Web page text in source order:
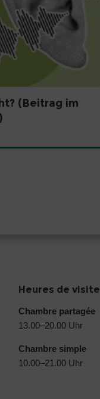
(Beitrag im
Heures de visite
Chambre partagée
13.00–20.00 Uhr
Chambre simple
10.00–21.00 Uhr